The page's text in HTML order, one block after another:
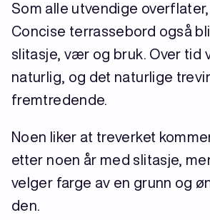
Som alle utvendige
Concise terrassebord også
slitasje, vær og bruk. Over tid
naturlig, og det naturlige
fremtredende.
Noen liker at treverket
etter noen år med slitasje,
velger farge av en grunn og
den.